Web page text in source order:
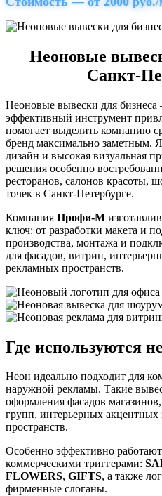
Неоновые
Санкт-
Неоновые вывески для
эффективный инструмент
помогает выделить компанию
бренд максимально заметным.
дизайн и высокая визуальная
решения особенно
ресторанов, салонов красоты,
точек в Санкт-Петербурге.
Компания Профи-М
ключ: от разработки макета и
производства, монтажа и
для фасадов, витрин,
рекламных пространств.
Где используются
Неон идеально подходит для
наружной рекламы. Такие
оформления фасадов
групп, интерьерных акцентных
пространств.
Особенно эффективно
коммерческими триггерами:
FLOWERS, GIFTS, а также
фирменные слоганы.